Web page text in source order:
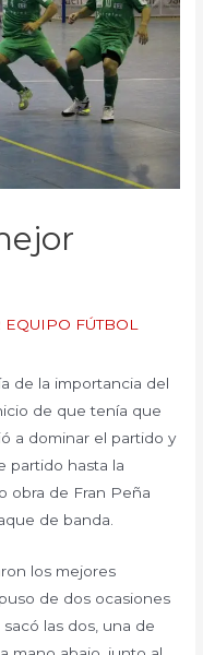
FÚTBOL
de la importancia del
de que tenía que
a dominar el partido y
partido hasta la
obra de Fran Peña
de banda.
los mejores
de dos ocasiones
las dos, una de